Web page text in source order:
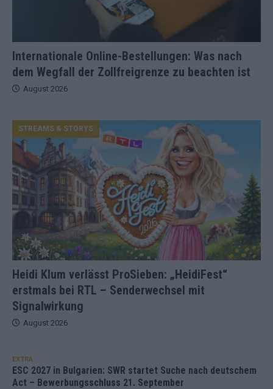
Internationale Online-Bestellungen: Was nach
dem Wegfall der Zollfreigrenze zu beachten ist
August 2026
Heidi Klum verlässt ProSieben: „HeidiFest“
erstmals bei RTL – Senderwechsel mit
Signalwirkung
STREAMS & STORYS
August 2026
EXTRA
ESC 2027 in Bulgarien: SWR startet Suche nach deutschem
Act – Bewerbungsschluss 21. September